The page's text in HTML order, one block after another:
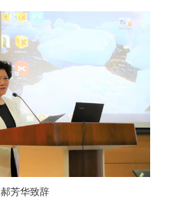
郝芳华致辞